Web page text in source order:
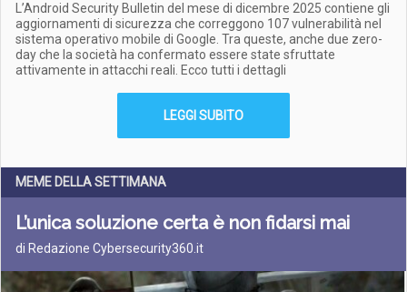
L’Android Security Bulletin del mese di dicembre 2025 contiene gli
aggiornamenti di sicurezza che correggono 107 vulnerabilità nel
sistema operativo mobile di Google. Tra queste, anche due zero-
day che la società ha confermato essere state sfruttate
attivamente in attacchi reali. Ecco tutti i dettagli
LEGGI SUBITO
MEME DELLA SETTIMANA
L’unica soluzione certa è non fidarsi mai
di Redazione Cybersecurity360.it